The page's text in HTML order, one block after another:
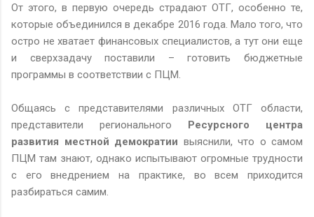
От этого, в первую очередь страдают ОТГ, особенно те,
которые объединился в декабре 2016 года. Мало того, что
остро не хватает финансовых специалистов, а тут они еще
и сверхзадачу поставили – готовить бюджетные
программы в соответствии с ПЦМ.
Общаясь с представителями различных ОТГ области,
представители регионального Ресурсного центра
развития местной демократии выяснили, что о самом
ПЦМ там знают, однако испытывают огромные трудности
с его внедрением на практике, во всем приходится
разбираться самим.